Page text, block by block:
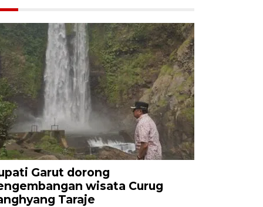
Garut dorong
wisata Curug
Taraje